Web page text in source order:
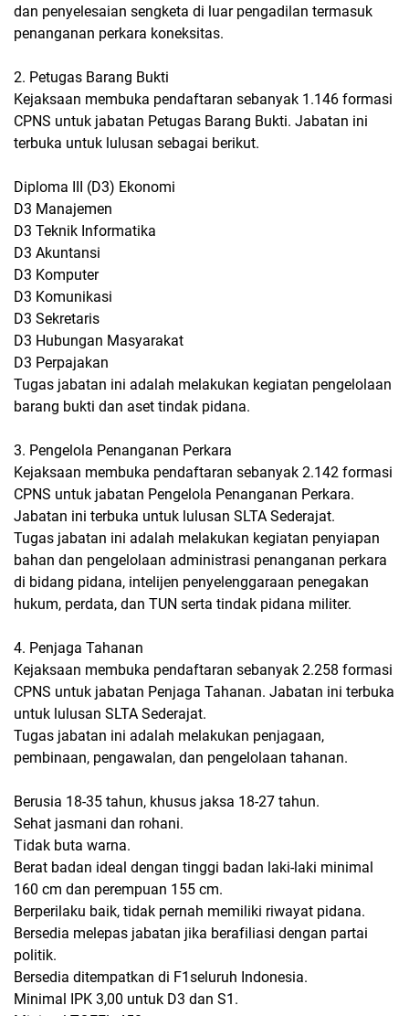
dan penyelesaian sengketa di luar pengadilan termasuk
penanganan perkara koneksitas.
2. Petugas Barang Bukti
Kejaksaan membuka pendaftaran sebanyak 1.146 formasi
CPNS untuk jabatan Petugas Barang Bukti. Jabatan ini
terbuka untuk lulusan sebagai berikut.
Diploma III (D3) Ekonomi
D3 Manajemen
D3 Teknik Informatika
D3 Akuntansi
D3 Komputer
D3 Komunikasi
D3 Sekretaris
D3 Hubungan Masyarakat
D3 Perpajakan
Tugas jabatan ini adalah melakukan kegiatan pengelolaan
barang bukti dan aset tindak pidana.
3. Pengelola Penanganan Perkara
Kejaksaan membuka pendaftaran sebanyak 2.142 formasi
CPNS untuk jabatan Pengelola Penanganan Perkara.
Jabatan ini terbuka untuk lulusan SLTA Sederajat.
Tugas jabatan ini adalah melakukan kegiatan penyiapan
bahan dan pengelolaan administrasi penanganan perkara
di bidang pidana, intelijen penyelenggaraan penegakan
hukum, perdata, dan TUN serta tindak pidana militer.
4. Penjaga Tahanan
Kejaksaan membuka pendaftaran sebanyak 2.258 formasi
CPNS untuk jabatan Penjaga Tahanan. Jabatan ini terbuka
untuk lulusan SLTA Sederajat.
Tugas jabatan ini adalah melakukan penjagaan,
pembinaan, pengawalan, dan pengelolaan tahanan.
Berusia 18-35 tahun, khusus jaksa 18-27 tahun.
Sehat jasmani dan rohani.
Tidak buta warna.
Berat badan ideal dengan tinggi badan laki-laki minimal
160 cm dan perempuan 155 cm.
Berperilaku baik, tidak pernah memiliki riwayat pidana.
Bersedia melepas jabatan jika berafiliasi dengan partai
politik.
Bersedia ditempatkan di F1seluruh Indonesia.
Minimal IPK 3,00 untuk D3 dan S1.